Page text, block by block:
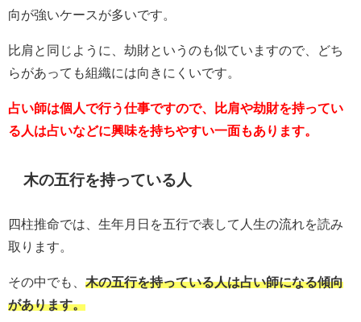
向が強いケースが多いです。
比肩と同じように、劫財というのも似ていますので、どち
らがあっても組織には向きにくいです。
占い師は個人で行う仕事ですので、比肩や劫財を持ってい
る人は占いなどに興味を持ちやすい一面もあります。
木の五行を持っている人
四柱推命では、生年月日を五行で表して人生の流れを読み
取ります。
その中でも、 木の五行を持っている人は占い師になる傾向
があります。